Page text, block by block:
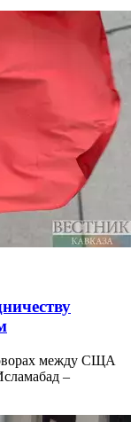
между СЩА
–